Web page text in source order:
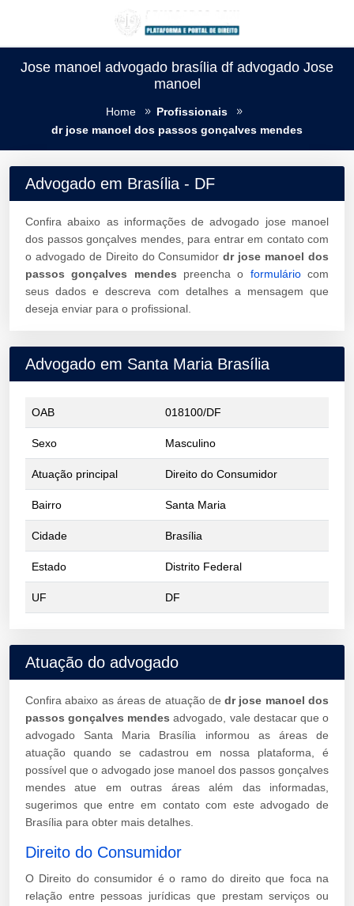
Jose manoel advogado brasília df advogado Jose
manoel
Home
Profissionais
dr jose manoel dos passos gonçalves mendes
Advogado em Brasília - DF
Confira abaixo as informações de advogado jose manoel
dos passos gonçalves mendes, para entrar em contato com
o advogado de Direito do Consumidordr jose manoel dos
passos gonçalves mendes preencha o formuláriocom
seus dados e descreva com detalhes a mensagem que
deseja enviar para o profissional.
Advogado em Santa Maria Brasília
OAB 018100/DF
Sexo Masculino
Atuação principal Direito do Consumidor
Bairro Santa Maria
Cidade Brasília
Estado Distrito Federal
UF DF
Atuação do advogado
Confira abaixo as áreas de atuação dedr jose manoel dos
passos gonçalves mendes advogado, vale destacar que o
advogado Santa Maria Brasília informou as áreas de
atuação quando se cadastrou em nossa plataforma, é
possível que o advogado jose manoel dos passos gonçalves
mendes atue em outras áreas além das informadas,
sugerimos que entre em contato com este advogado de
Brasília para obter mais detalhes.
Direito do Consumidor
O Direito do consumidor é o ramo do direito que foca na
relação entre pessoas jurídicas que prestam serviços ou